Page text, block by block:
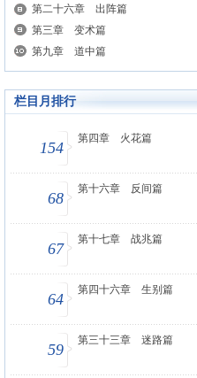
第二十六章 出阵篇
第三章 变术篇
第九章 道中篇
栏目月排行
154
第四章 火花篇
68
第十六章 反间篇
67
第十七章 战兆篇
64
第四十六章 生别篇
59
第三十三章 迷路篇